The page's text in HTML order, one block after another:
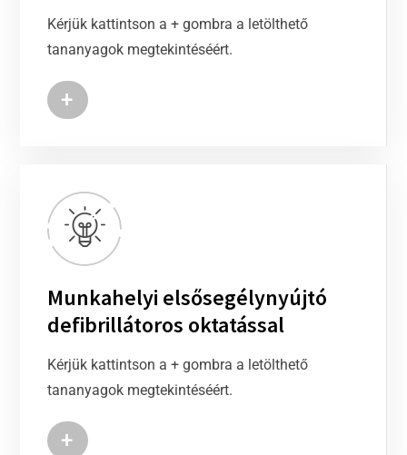
Kérjük kattintson a + gombra a letölthető
tananyagok megtekintéséért.
+
Munkahelyi elsősegélynyújtó
defibrillátoros oktatással
Kérjük kattintson a + gombra a letölthető
tananyagok megtekintéséért.
+